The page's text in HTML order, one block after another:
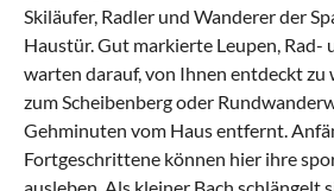
Skiläufer, Radler und Wanderer der
Haustür. Gut markierte Leupen, Rad-
warten darauf, von Ihnen entdeckt zu
zum Scheibenberg oder
Gehminuten vom Haus entfernt.
Fortgeschrittene können hier ihre
ausleben. Als kleiner Bach schlängelt